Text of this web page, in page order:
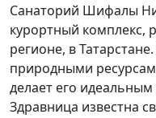
Санаторий Шифалы
курортный
регионе, в
природными
делает его
Здравница известна